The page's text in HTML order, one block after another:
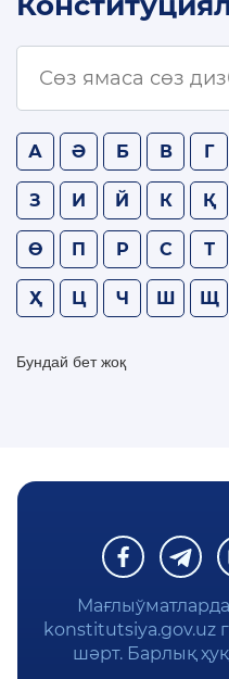
КОНСТИТУЦИЯНИНГ
ПАЙДАЛЫ
ҚӨЛЛАНБАЛАР
100 ДАНЕ СОРАЎҒА 100
КОНСТИТУЦИЯЛЫҚ
КОНСТИТУЦИЯНЫ
А Ә Б В Г
З И Й К Қ
Ө П Р С Т
Ҳ Ц Ч Ш Щ
Бундай бет жоқ
konstitutsiya.gov.uz
шәрт. Барлық